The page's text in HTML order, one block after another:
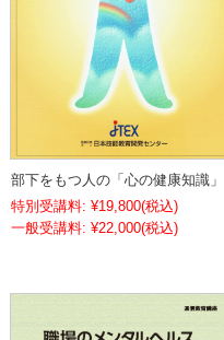
部下をもつ人の「心の健康知識」
特別受講料: ¥19,800(税込)
¥22,000(税込)